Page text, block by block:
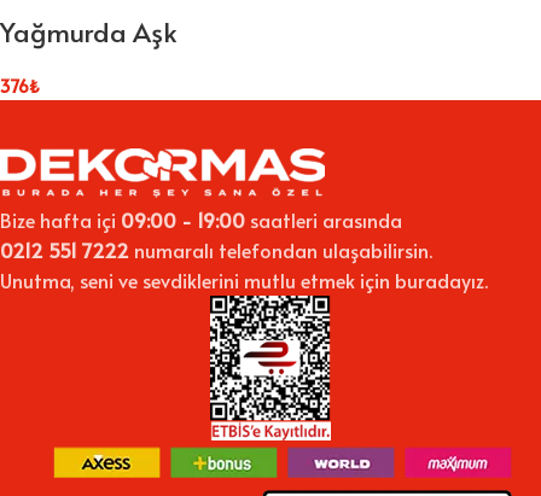
Yağmurda Aşk
376₺
Bize hafta içi 09:00 - 19:00 saatleri arasında
0212 551 7222 numaralı telefondan ulaşabilirsin.
Unutma, seni ve sevdiklerini mutlu etmek için buradayız.